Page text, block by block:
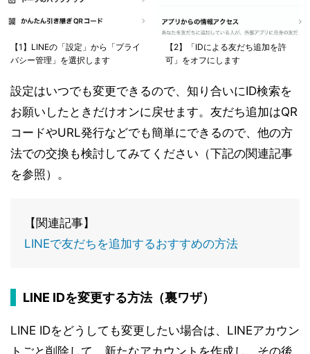
【1】LINEの「設定」から「プライ
バシー管理」を選択します
【2】「IDによる友だち追加を許
可」をオフにします
設定はいつでも変更できるので、知り合いにID検索を
お願いしたときだけオンに戻せます。友だち追加はQR
コードやURL発行などでも簡単にできるので、他の方
法での交換も検討してみてください（下記の関連記事
を参照）。
【関連記事】
LINEで友だちを追加するおすすめの方法
LINE IDを変更する方法（裏ワザ）
LINE IDをどうしても変更したい場合は、LINEアカウン
トごと削除して、新たなアカウントを作成し、その後